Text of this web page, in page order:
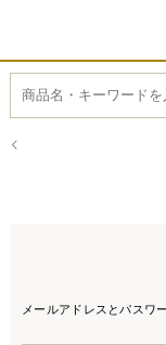
メールアドレスとパスワ